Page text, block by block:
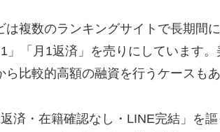
は複数のランキングサイトで長期間
」「月1返済」を売りにしています
ら比較的高額の融資を行うケースも
済・在籍確認なし・LINE完結」を